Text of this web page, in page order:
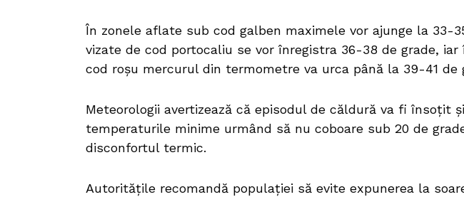
În zonele aflate sub cod galben maximele vor ajunge la 33-
vizate de cod portocaliu se vor înregistra 36-38 de grade,
cod roșu mercurul din termometre va urca până la 39-41 de
Meteorologii avertizează că episodul de căldură va fi însoțit
temperaturile minime urmând să nu coboare sub 20 de
disconfortul termic.
Autoritățile recomandă populației să evite expunerea la